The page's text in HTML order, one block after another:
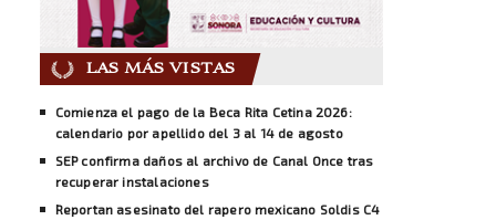
LAS MÁS VISTAS
Comienza el pago de la Beca Rita Cetina 2026:
calendario por apellido del 3 al 14 de agosto
SEP confirma daños al archivo de Canal Once tras
recuperar instalaciones
Reportan asesinato del rapero mexicano Soldis C4